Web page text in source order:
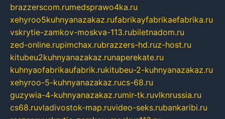
brazzerscom.rumedsprawo4ka.ru
xehyroo5kuhnyanazakaz.rufabrikayfabrikaefabrika.ru
vskrytie-zamkov-moskva-113.rubiletnadom.ru
zed-online.rupimchax.rubrazzers-hd.ruz-host.ru
kitubeu2kuhnyanazakaz.runaperekate.ru
kuhnyaofabrikaufabrik.rukitubeu-2-kuhnyanazakaz.ru
xehyroo-5-kuhnyanazakaz.rucs-68.ru
guzywia-4-kuhnyanazakaz.rumir-tk.ruvlknrussia.ru
cs68.ruvladivostok-map.ruvideo-seks.rubankaribi.ru